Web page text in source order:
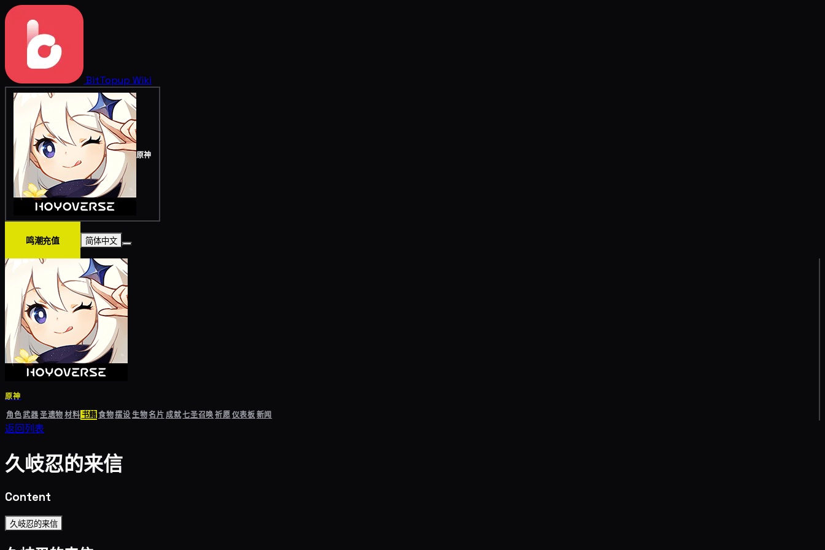
BitTopup Wiki
原神
鸣潮充值 简体中文
原神
角色武器圣遗物材料书籍食物摆设生物名片成就七圣召唤祈愿仪表板新闻
返回列表
久岐忍的来信
Content
久岐忍的来信